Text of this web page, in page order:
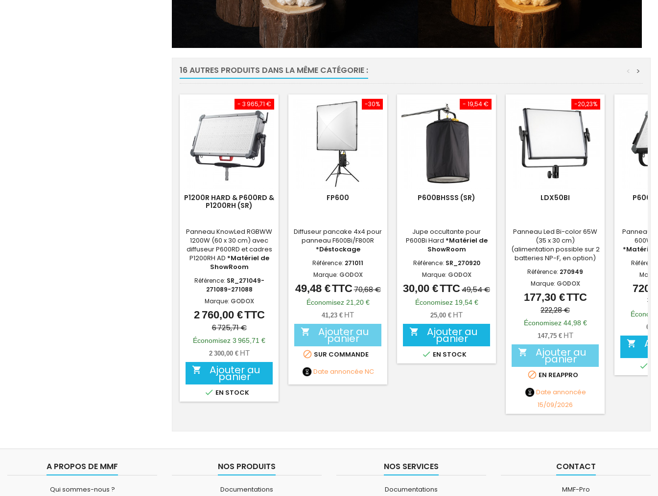
16 AUTRES PRODUITS DANS LA MÊME CATÉGORIE : >
<
- 3 965,71 €
P1200R HARD & P600RD &
P1200RH (SR)
Panneau KnowLed RGBWW
1200W (60 x 30 cm) avec
diffuseur P600RD et cadres
P1200RH AD *Matériel de
ShowRoom
Référence: SR_271049-
271089-271088
Marque: GODOX
Prix
Prix
de
base
2 760,00 €TTC
6 725,71 €
Économisez 3 965,71 €
2 300,00 € HT
 Ajouter au
panier
 EN STOCK
-30%
FP600
Diffuseur pancake 4x4 pour
panneau F600Bi/F800R
*Déstockage
Référence: 271011
Marque: GODOX
Prix
Prix
de
base
49,48 €TTC70,68 €
Économisez 21,20 €
41,23 € HT
 Ajouter au
panier
 SUR COMMANDE
Date annoncée NC
- 19,54 €
P600BHSSS (SR)
Jupe occultante pour
P600Bi Hard *Matériel de
ShowRoom
Référence: SR_270920
Marque: GODOX
Prix
Prix
de
base
30,00 €TTC49,54 €
Économisez 19,54 €
25,00 € HT
 Ajouter au
panier
 EN STOCK
-20,23%
LDX50BI
Panneau Led Bi-color 65W
(35 x 30 cm)
(alimentation possible sur 2
batteries NP-F, en option)
Référence: 270949
Marque: GODOX
Prix
Prix
de
base
177,30 €TTC
222,28 €
Économisez 44,98 €
147,75 € HT
 Ajouter au
panier
 EN REAPPRO
Date annoncée
15/09/2026
Panneau
600W
*Matériel
1


A PROPOS DE MMF
Qui sommes-nous ?
NOS PRODUITS
Documentations
NOS SERVICES
Documentations
CONTACT
MMF-Pro